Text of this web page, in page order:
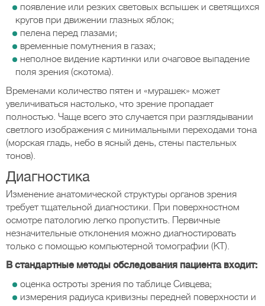
появление или резких световых вспышек и светящихся
кругов при движении глазных яблок;
пелена перед глазами;
временные помутнения в газах;
неполное видение картинки или очаговое выпадение
поля зрения (скотома).
Временами количество пятен и «мурашек» может
увеличиваться настолько, что зрение пропадает
полностью. Чаще всего это случается при разглядывании
светлого изображения с минимальными переходами тона
(морская гладь, небо в ясный день, стены пастельных
тонов).
Диагностика
Изменение анатомической структуры органов зрения
требует тщательной диагностики. При поверхностном
осмотре патологию легко пропустить. Первичные
незначительные отклонения можно диагностировать
только с помощью компьютерной томографии (КТ).
В стандартные методы обследования пациента входит:
оценка остроты зрения по таблице Сивцева;
измерения радиуса кривизны передней поверхности и